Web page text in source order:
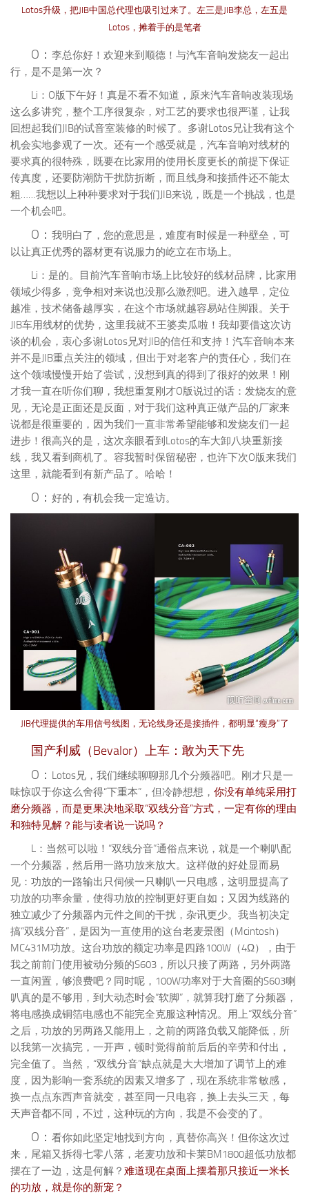
Lotos升级，把JIB中国总代理也吸引过来了。左三是JIB李总，左五是
Lotos，摊着手的是笔者
O： 李总你好！欢迎来到顺德！与汽车音响发烧友一起出
行，是不是第一次？
Li：O版下午好！真是不看不知道，原来汽车音响改装现场
这么多讲究，整个工序很复杂，对工艺的要求也很严谨，让我
回想起我们JIB的试音室装修的时候了。多谢Lotos兄让我有这个
机会实地参观了一次。还有一个感受就是，汽车音响对线材的
要求真的很特殊，既要在比家用的使用长度更长的前提下保证
传真度，还要防潮防干扰防折断，而且线身和接插件还不能太
粗……我想以上种种要求对于我们JIB来说，既是一个挑战，也是
一个机会吧。
O： 我明白了，您的意思是，难度有时候是一种壁垒，可
以让真正优秀的器材更有说服力的屹立在市场上。
Li：是的。目前汽车音响市场上比较好的线材品牌，比家用
领域少得多，竞争相对来说也没那么激烈吧。进入越早，定位
越准，技术储备越厚实，在这个市场就越容易站住脚跟。关于
JIB车用线材的优势，这里我就不王婆卖瓜啦！我却要借这次访
谈的机会，衷心多谢Lotos兄对JIB的信任和支持！汽车音响本来
并不是JIB重点关注的领域，但出于对老客户的责任心，我们在
这个领域慢慢开始了尝试，没想到真的得到了很好的效果！刚
才我一直在听你们聊，我想重复刚才O版说过的话：发烧友的意
见，无论是正面还是反面，对于我们这种真正做产品的厂家来
说都是很重要的，因为我们一直非常希望能够和发烧友们一起
进步！很高兴的是，这次亲眼看到Lotos的车大卸八块重新接
线，我又看到商机了。容我暂时保留秘密，也许下次O版来我们
这里，就能看到有新产品了。哈哈！
O： 好的，有机会我一定造访。
JIB代理提供的车用信号线图，无论线身还是接插件，都明显“瘦身”了
国产利威（Bevalor）上车：敢为天下先
O： Lotos兄，我们继续聊聊那几个分频器吧。刚才只是一
味惊叹于你这么舍得“下重本”，但冷静想想， 你没有单纯采用打
磨分频器，而是更果决地采取“双线分音”方式，一定有你的理由
和独特见解？能与读者说一说吗？
L：当然可以啦！“双线分音”通俗点来说，就是一个喇叭配
一个分频器，然后用一路功放来放大。这样做的好处显而易
见：功放的一路输出只伺候一只喇叭一只电感，这明显提高了
功放的功率余量，使得功放的控制更好更自如；又因为线路的
独立减少了分频器内元件之间的干扰，杂讯更少。我当初决定
搞“双线分音”，是因为一直使用的这台老麦景图（Mcintosh）
MC431M功放。这台功放的额定功率是四路100W（4Ω），由于
我之前前门使用被动分频的S603，所以只接了两路，另外两路
一直闲置，够浪费吧？同时呢，100W功率对于大音圈的S603喇
叭真的是不够用，到大动态时会“软脚”，就算我打磨了分频器，
将电感换成铜箔电感也不能完全克服这种情况。用上“双线分音”
之后，功放的另两路又能用上，之前的两路负载又能降低，所
以我第一次搞完，一开声，顿时觉得前前后后的辛劳和付出，
完全值了。当然，“双线分音”缺点就是大大增加了调节上的难
度，因为影响一套系统的因素又增多了，现在系统非常敏感，
换一点点东西声音就变，甚至同一只电容，换上去头三天，每
天声音都不同，不过，这种玩的方向，我是不会变的了。
O： 看你如此坚定地找到方向，真替你高兴！但你这次过
来，尾箱又拆得七零八落，老麦功放和卡莱BM1800超低功放都
摆在了一边，这是何解？ 难道现在桌面上摆着那只接近一米长
的功放，就是你的新宠？